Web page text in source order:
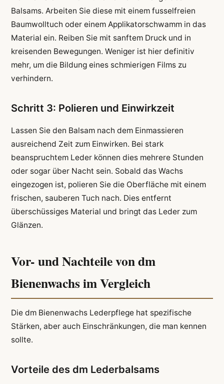
Balsams. Arbeiten Sie diese mit einem fusselfreien
Baumwolltuch oder einem Applikatorschwamm in das
Material ein. Reiben Sie mit sanftem Druck und in
kreisenden Bewegungen. Weniger ist hier definitiv
mehr, um die Bildung eines schmierigen Films zu
verhindern.
Schritt 3: Polieren und Einwirkzeit
Lassen Sie den Balsam nach dem Einmassieren
ausreichend Zeit zum Einwirken. Bei stark
beanspruchtem Leder können dies mehrere Stunden
oder sogar über Nacht sein. Sobald das Wachs
eingezogen ist, polieren Sie die Oberfläche mit einem
frischen, sauberen Tuch nach. Dies entfernt
überschüssiges Material und bringt das Leder zum
Glänzen.
Vor- und Nachteile von dm
Bienenwachs im Vergleich
Die dm Bienenwachs Lederpflege hat spezifische
Stärken, aber auch Einschränkungen, die man kennen
sollte.
Vorteile des dm Lederbalsams